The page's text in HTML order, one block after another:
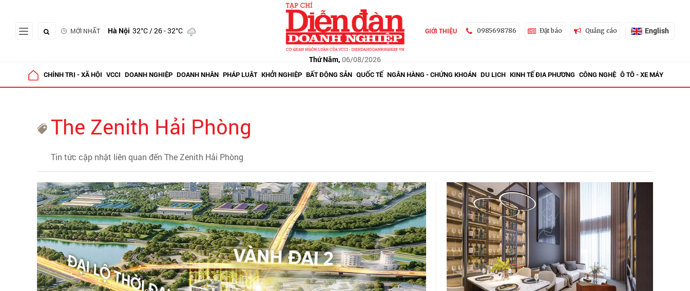
MỚI NHẤT Hà Nội 32°C/ 26 - 32°C
Thứ Năm, 06/08/2026
GIỚI THIỆU 0985698786 Đặt báo Quảng cáo English
CHÍNH TRỊ - XÃ HỘI VCCI DOANH NGHIỆP DOANH NHÂN PHÁP LUẬT KHỞI NGHIỆP BẤT ĐỘNG SẢN QUỐC TẾ NGÂN HÀNG - CHỨNG KHOÁN DU LỊCH KINH TẾ ĐỊA PHƯƠNG CÔNG NGHỆ Ô TÔ - XE MÁY
The Zenith Hải Phòng
Tin tức cập nhật liên quan đến The Zenith Hải Phòng